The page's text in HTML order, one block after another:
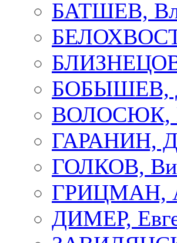
БАТШЕВ,
БОБЫШЕВ,
ВОЛОСЮК,
ГАРАНИН,
ГОЛКОВ,
ГРИЦМАН,
ДИМЕР,